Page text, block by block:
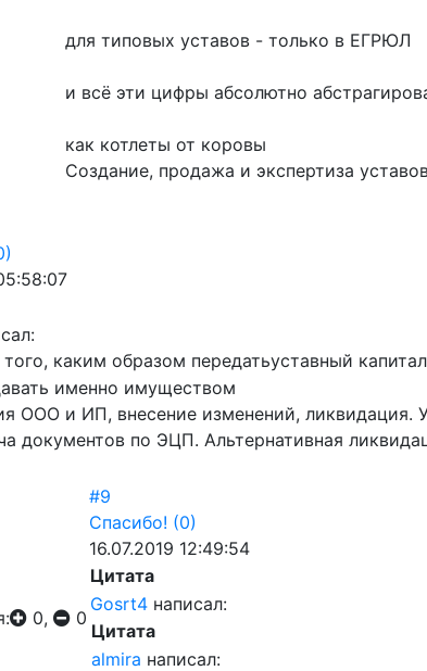
для типовых уставов - только в ЕГРЮЛ
и всё эти цифры абсолютно
как котлеты от коровы
Создание, продажа и экспертиза
того, каким образом передатьуставный
именно имуществом
ООО и ИП, внесение изменений,
документов по ЭЦП. Альтернативная
0, 0
#9
Спасибо! (0)
16.07.2019 12:49:54
Цитата
Gosrt4 написал:
Цитата
almira написал: